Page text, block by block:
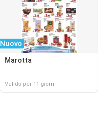
Nuovo
Marotta
Valido per 11 giorni